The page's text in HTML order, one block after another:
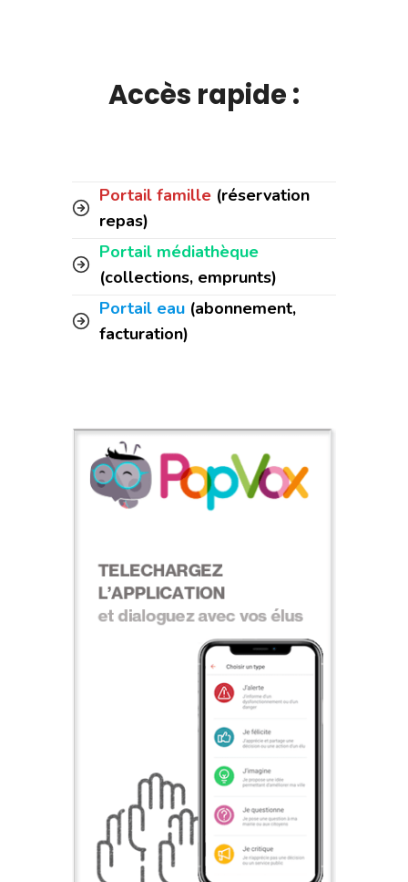
Accès rapide :
Portail famille (réservation
repas)
Portail médiathèque
(collections, emprunts)
Portail eau (abonnement,
facturation)